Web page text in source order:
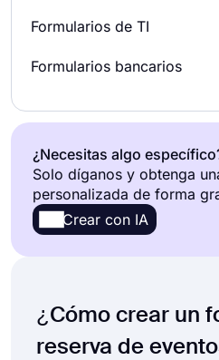
Formularios de pedido
Formularios de registro
Formularios de Informes
Formularios de solicitud
Formularios de
Encuestas de investigación
Formularios de TI
Formularios bancarios
¿Necesitas algo
Solo díganos y obtenga
personalizada de forma
Crear con IA
¿Cómo crear un
reserva de